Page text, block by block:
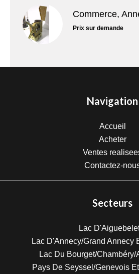
Commerce,
Prix sur demande
Navigation
Accueil
Acheter
Ventes
Contactez-
Secteurs
Lac
Lac D'Annecy/Grand Annecy
Lac Du Bourget/
Pays De Seyssel/Genevois